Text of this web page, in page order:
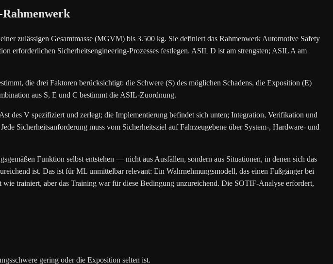
zulässigen Gesamtmasse (MGVM) bis 3.500 kg. Sie definiert das Rahmenwerk Automotive Safety
Sicherheitsengineering-Prozesses festlegen. ASIL D ist am strengsten; ASIL A am
die drei Faktoren berücksichtigt: die Schwere (S) des möglichen Schadens, die Exposition (E)
aus S, E und C bestimmt die ASIL-Zuordnung.
des V spezifiziert und zerlegt; die Implementierung befindet sich unten; Integration, Verifikation und
Sicherheitsanforderung muss vom Sicherheitsziel auf Fahrzeugebene über System-, Hardware- und
Funktion selbst entstehen — nicht aus Ausfällen, sondern aus Situationen, in denen sich das
ist. Das ist für ML unmittelbar relevant: Ein Wahrnehmungsmodell, das einen Fußgänger bei
trainiert, aber das Training war für diese Bedingung unzureichend. Die SOTIF-Analyse erfordert,
gering oder die Exposition selten ist.